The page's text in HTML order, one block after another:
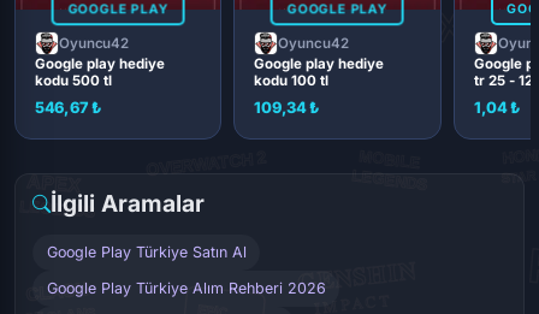
GOOGLE PLAY
Oyuncu42
Google play hediye
kodu 500 tl
546,67 ₺
GOOGLE PLAY
Oyuncu42
Google play hediye
kodu 100 tl
109,34 ₺
Google
tr 25 -
1,04 ₺
İlgili Aramalar
Google Play Türkiye Satın Al
Google Play Türkiye Alım Rehberi 2026